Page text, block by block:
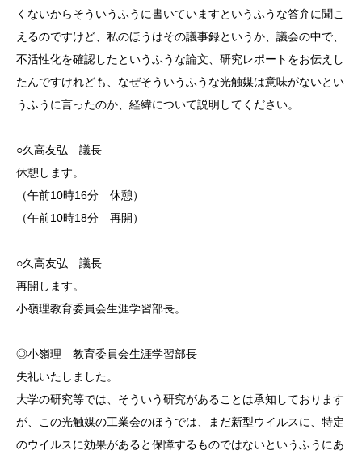
くないからそういうふうに書いていますというふうな答弁に聞こ
えるのですけど、私のほうはその議事録というか、議会の中で、
不活性化を確認したというふうな論文、研究レポートをお伝えし
たんですけれども、なぜそういうふうな光触媒は意味がないとい
うふうに言ったのか、経緯について説明してください。
○久高友弘 議長
休憩します。
（午前10時16分 休憩）
（午前10時18分 再開）
○久高友弘 議長
再開します。
小嶺理教育委員会生涯学習部長。
◎小嶺理 教育委員会生涯学習部長
失礼いたしました。
大学の研究等では、そういう研究があることは承知しております
が、この光触媒の工業会のほうでは、まだ新型ウイルスに、特定
のウイルスに効果があると保障するものではないというふうにあ